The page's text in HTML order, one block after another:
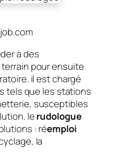
à des
pour ensuite
il est chargé
tels que les stations
susceptibles
lerudologue
: réemploi
la